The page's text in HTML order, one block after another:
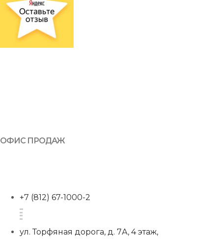
ОФИС ПРОДАЖ
+7 (812) 67-1000-2
ул. Торфяная дорога, д. 7А, 4 этаж,